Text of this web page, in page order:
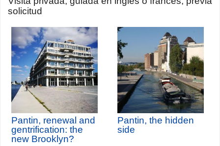
solicitud
Pantin, renewal and
gentrification: the
new Brooklyn?
Pantin, the hidden
side